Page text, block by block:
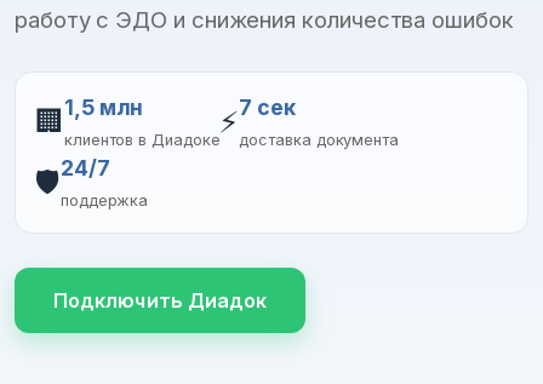
работу с ЭДО и снижения количества ошибок
🏢 1,5 млн
клиентов в Диадоке
⚡7 сек
доставка документа
🛡️24/7
поддержка
Подключить Диадок